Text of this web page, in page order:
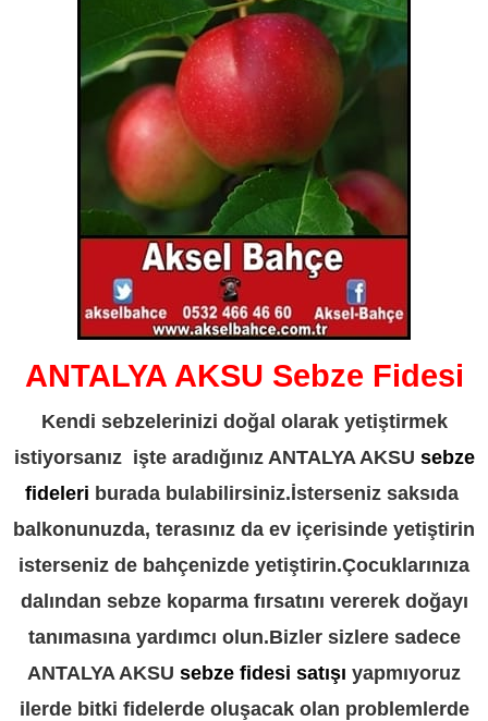
ANTALYA AKSU Sebze Fidesi
Kendi sebzelerinizi doğal olarak yetiştirmek
istiyorsanız işte aradığınız ANTALYA AKSU sebze
fideleri burada bulabilirsiniz.İsterseniz saksıda
balkonunuzda, terasınız da ev içerisinde yetiştirin
isterseniz de bahçenizde yetiştirin.Çocuklarınıza
dalından sebze koparma fırsatını vererek doğayı
tanımasına yardımcı olun.Bizler sizlere sadece
ANTALYA AKSU sebze fidesi satışı yapmıyoruz
ilerde bitki fidelerde oluşacak olan problemlerde